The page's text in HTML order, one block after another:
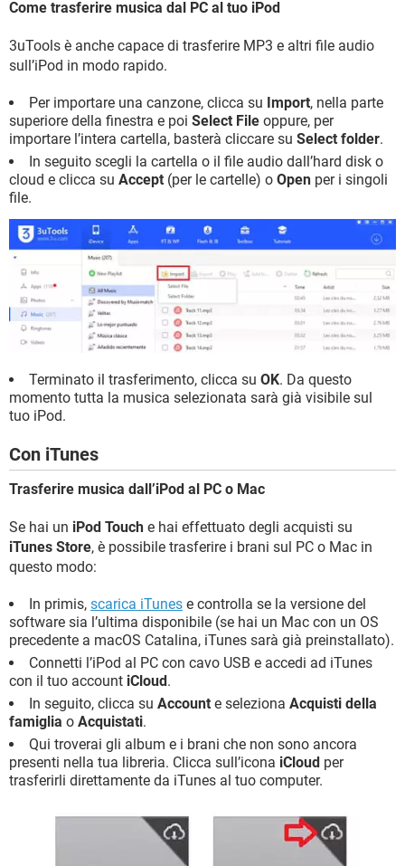
Come trasferire musica dal PC al tuo iPod
3uTools è anche capace di trasferire MP3 e altri file audio
sull’iPod in modo rapido.
Per importare una canzone, clicca su Import, nella parte
superiore della finestra e poi Select File oppure, per
importare l’intera cartella, basterà cliccare su Select folder.
In seguito scegli la cartella o il file audio dall’hard disk o
cloud e clicca su Accept (per le cartelle) o Open per i singoli
file.
Terminato il trasferimento, clicca su OK. Da questo
momento tutta la musica selezionata sarà già visibile sul
tuo iPod.
Con iTunes
Trasferire musica dall’iPod al PC o Mac
Se hai un iPod Touch e hai effettuato degli acquisti su
iTunes Store, è possibile trasferire i brani sul PC o Mac in
questo modo:
In primis, scarica iTunes e controlla se la versione del
software sia l’ultima disponibile (se hai un Mac con un OS
precedente a macOS Catalina, iTunes sarà già preinstallato).
Connetti l’iPod al PC con cavo USB e accedi ad iTunes
con il tuo account iCloud .
In seguito, clicca su Account e seleziona Acquisti della
famiglia o Acquistati.
Qui troverai gli album e i brani che non sono ancora
presenti nella tua libreria. Clicca sull’icona iCloud per
trasferirli direttamente da iTunes al tuo computer.